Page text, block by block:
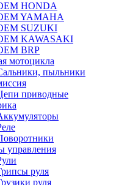
HONDA
YAMAHA
SUZUKI
KAWASAKI
BRP
мотоцикла
пыльники
приводные
управления
руля
руля